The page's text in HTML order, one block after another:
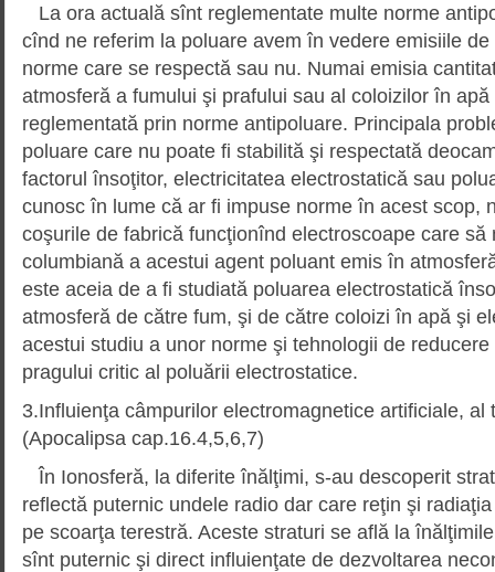
La ora actuală sînt reglementate multe norme
cînd ne referim la poluare avem în vedere emisiile
norme care se respectă sau nu. Numai emisia
atmosferă a fumului şi prafului sau al coloizilor în
reglementată prin norme antipoluare. Principala
poluare care nu poate fi stabilită şi respectată
factorul însoţitor, electricitatea electrostatică sau
cunosc în lume că ar fi impuse norme în acest scop,
coşurile de fabrică funcţionînd electroscoape care să
columbiană a acestui agent poluant emis în
este aceia de a fi studiată poluarea electrostatică
atmosferă de către fum, şi de către coloizi în apă şi
acestui studiu a unor norme şi tehnologii de
pragului critic al poluării electrostatice.
3.Influienţa câmpurilor electromagnetice artificiale,
(Apocalipsa cap.16.4,5,6,7)
În Ionosferă, la diferite înălţimi, s-au descoperit
reflectă puternic undele radio dar care reţin şi
pe scoarţa terestră. Aceste straturi se află la
sînt puternic şi direct influienţate de dezvoltarea